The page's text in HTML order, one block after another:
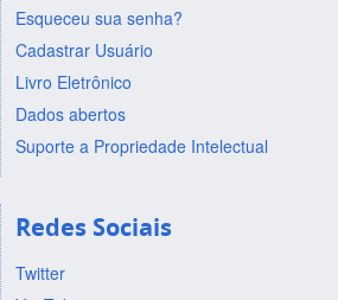
Esqueceu sua senha?
Cadastrar Usuário
Livro Eletrônico
Dados abertos
Suporte a Propriedade Intelectual
Redes Sociais
Twitter